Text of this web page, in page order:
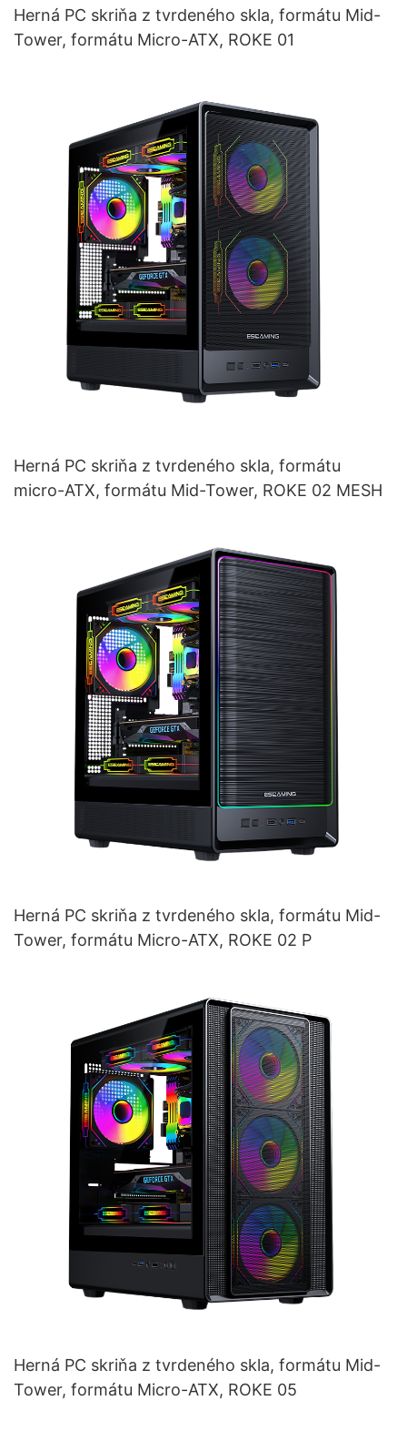
Herná PC skriňa z tvrdeného skla, formátu Mid-
Tower, formátu Micro-ATX, ROKE 01
Herná PC skriňa z tvrdeného skla, formátu
micro-ATX, formátu Mid-Tower, ROKE 02 MESH
Herná PC skriňa z tvrdeného skla, formátu Mid-
Tower, formátu Micro-ATX, ROKE 02 P
Herná PC skriňa z tvrdeného skla, formátu Mid-
Tower, formátu Micro-ATX, ROKE 05